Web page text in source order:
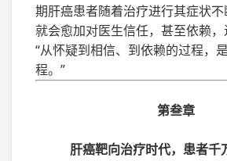
期肝癌患者随着治疗进行其症状
就会愈加对医生信任，甚至依赖，
“从怀疑到相信、到依赖的过程，
程。”
第叁章
肝癌靶向治疗时代，患者千